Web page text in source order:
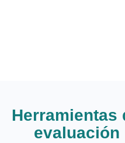
Herramientas
evaluación